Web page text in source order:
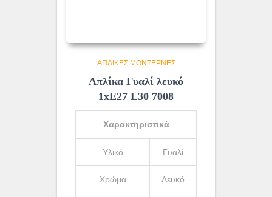
ΑΠΛΊΚΕΣ ΜΟΝΤΈΡΝΕΣ
Απλίκα Γυαλί λευκό
1xE27 L30 7008
Χαρακτηριστικά
Υλικό Γυαλί
Χρώμα Λευκό